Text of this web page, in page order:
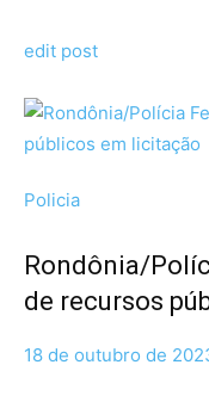
edit post
Policia
Rondônia/
de recursos
18 de outubro de